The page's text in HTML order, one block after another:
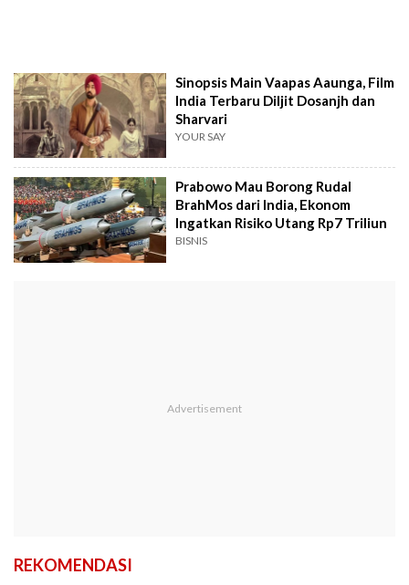
Sinopsis Main Vaapas Aaunga, Film
India Terbaru Diljit Dosanjh dan
Sharvari
YOUR SAY
Prabowo Mau Borong Rudal
BrahMos dari India, Ekonom
Ingatkan Risiko Utang Rp7 Triliun
BISNIS
REKOMENDASI